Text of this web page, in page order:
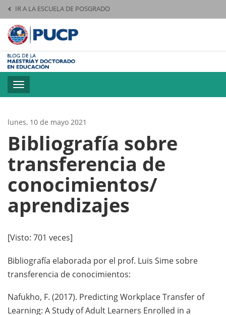
IR A LA ESCUELA DE POSGRADO
Pontificia
Toggle
navigation
lunes, 10 de mayo 2021
Bibliografía sobre
transferencia de
conocimientos/
aprendizajes
[Visto: 701 veces]
Bibliografía elaborada por el prof. Luis Sime sobre
transferencia de conocimientos:
Nafukho, F. (2017). Predicting Workplace Transfer of
Learning: A Study of Adult Learners Enrolled in a